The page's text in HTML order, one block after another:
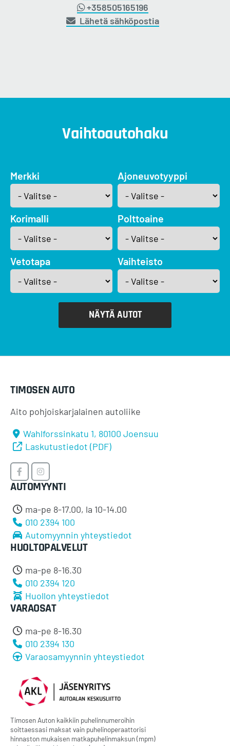
+358505165196
Lähetä sähköpostia
Vaihtoautohaku
Merkki Ajoneuvotyyppi
Korimalli Polttoaine
Vetotapa Vaihteisto
NÄYTÄ AUTOT
TIMOSEN AUTO
Aito pohjoiskarjalainen autoliike
Wahlforssinkatu 1, 80100 Joensuu
Laskutustiedot (PDF)
Timosen
Auto
Facebookissa
Timosen
Auto
AUTOMYYNTI
ma-pe 8-17.00, la 10-14.00
010 2394 100
Automyynnin yhteystiedot
HUOLTOPALVELUT
ma-pe 8-16.30
010 2394 120
Huollon yhteystiedot
VARAOSAT
ma-pe 8-16.30
010 2394 130
Varaosamyynnin yhteystiedot
Timosen Auton kaikkiin puhelinnumeroihin
soittaessasi maksat vain puhelinoperaattorisi
hinnaston mukaisen matkapuhelinmaksun (mpm)